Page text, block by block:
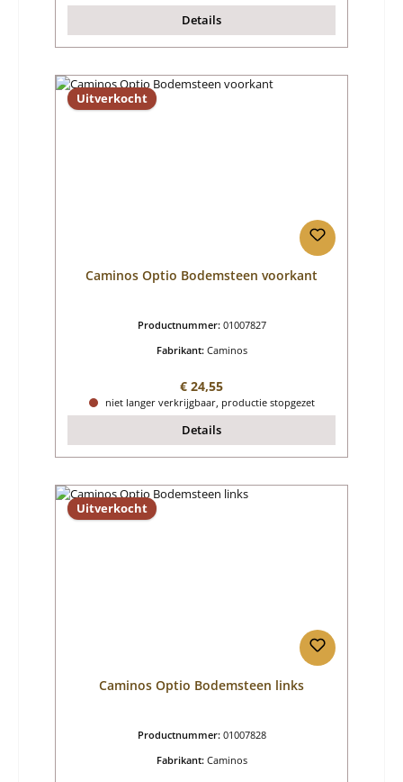
Details
Uitverkocht
Caminos Optio Bodemsteen voorkant
Productnummer: 01007827
Fabrikant: Caminos
Normale prijs:
€ 24,55
niet langer verkrijgbaar, productie stopgezet
Details
Uitverkocht
Caminos Optio Bodemsteen links
Productnummer: 01007828
Fabrikant: Caminos